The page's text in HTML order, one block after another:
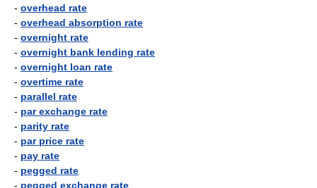
- overhead rate
- overhead absorption rate
- overnight rate
- overnight bank lending rate
- overnight loan rate
- overtime rate
- parallel rate
- par exchange rate
- parity rate
- par price rate
- pay rate
- pegged rate
- pegged exchange rate